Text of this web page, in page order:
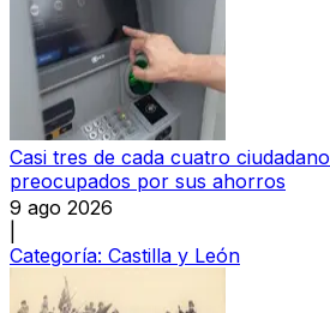
Casi tres de cada cuatro
preocupados por sus ahorros
9 ago 2026
Categoría: Castilla y León